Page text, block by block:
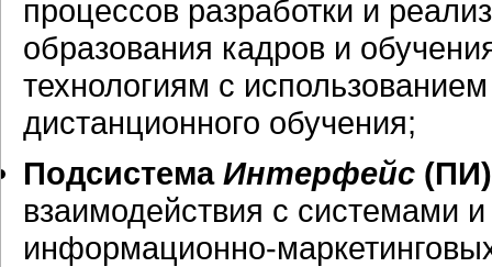
процессов разработки и
образования кадров и
технологиям с
дистанционного обучения;
Подсистема Интерфейс (ПИ)
взаимодействия с системами
информационно-